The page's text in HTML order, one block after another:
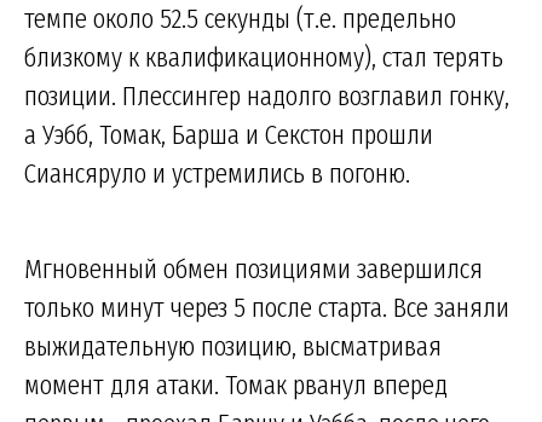
темпе около 52.5 секунды (т.е. предельно
близкому к квалификационному), стал терять
позиции. Плессингер надолго возглавил гонку,
а Уэбб, Томак, Барша и Секстон прошли
Сиансяруло и устремились в погоню.
Мгновенный обмен позициями завершился
только минут через 5 после старта. Все заняли
выжидательную позицию, высматривая
момент для атаки. Томак рванул вперед